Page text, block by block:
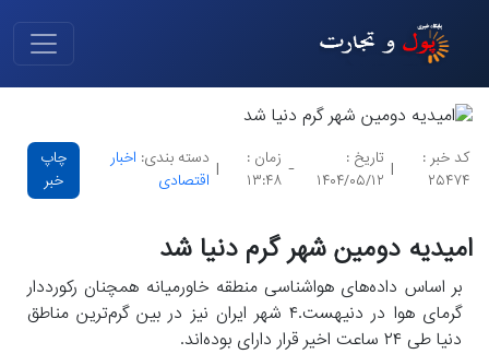
کد خبر :
۲۵۴۷۴
|
تاریخ :
۱۴۰۴/۰۵/۱۲
-
زمان :
۱۳:۴۸
|
دسته بندی: اخبار
اقتصادی
چاپ
خبر
امیدیه دومین شهر گرم دنیا شد
بر اساس داده‌های هواشناسی منطقه خاورمیانه همچنان رکورددار
گرمای هوا در دنیهست.۴ شهر ایران نیز در بین گرم‌ترین مناطق
دنیا طی ۲۴ ساعت اخیر قرار دارای بوده‌اند.